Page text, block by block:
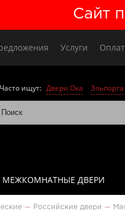
Сайт
Услуги
Часто ищут: Двери Ока Эльпорта
МЕЖКОМНАТНЫЕ ДВЕРИ
— Российские двери —